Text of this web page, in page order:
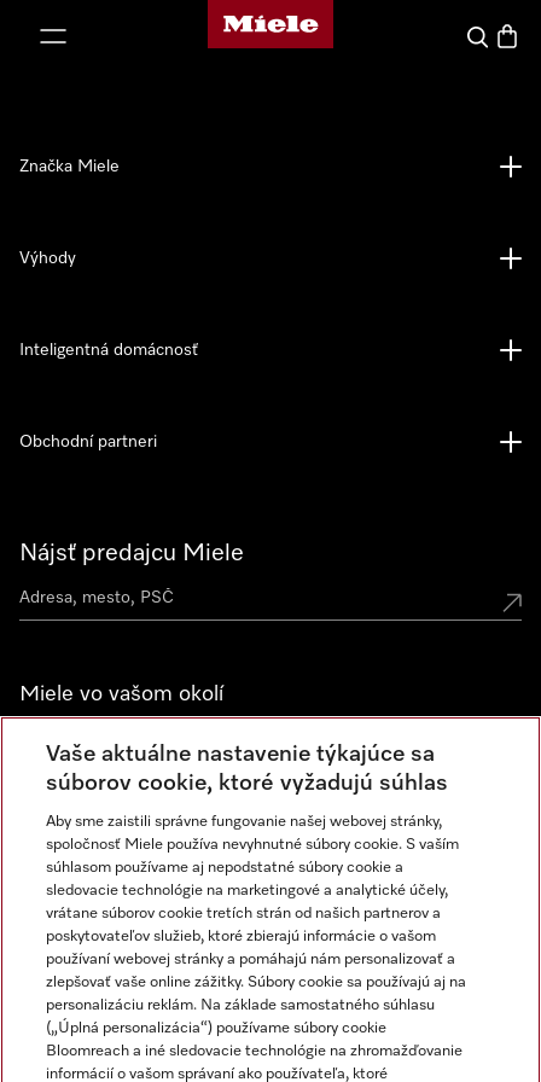
Domovská stránka spoločnosti Miele
Hľadať
Nájsť predajcu Miele
Miele vo vašom okolí
Spoznajte predajne Miele
Newsletter
Značka Miele
Výhody
Inteligentná domácnosť
Obchodní partneri
Miele na Instagrame
Miele na YouTube
Vaše aktuálne nastavenie týkajúce sa
súborov cookie, ktoré vyžadujú súhlas
Aby sme zaistili správne fungovanie našej webovej stránky,
spoločnosť Miele používa nevyhnutné súbory cookie. S vaším
súhlasom používame aj nepodstatné súbory cookie a
sledovacie technológie na marketingové a analytické účely,
vrátane súborov cookie tretích strán od našich partnerov a
poskytovateľov služieb, ktoré zbierajú informácie o vašom
používaní webovej stránky a pomáhajú nám personalizovať a
zlepšovať vaše online zážitky. Súbory cookie sa používajú aj na
personalizáciu reklám. Na základe samostatného súhlasu
(„Úplná personalizácia“) používame súbory cookie
Bloomreach a iné sledovacie technológie na zhromažďovanie
informácií o vašom správaní ako používateľa, ktoré